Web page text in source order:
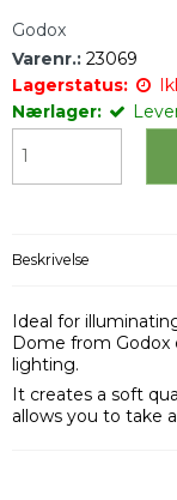
Godox
Varenr.: 23069
Lagerstatus:
Nærlager:
Beskrivelse
Ideal for
Dome from Godox
lighting.
It creates a soft
allows you to take